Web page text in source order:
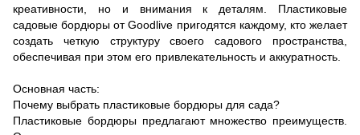
креативности, но и внимания к деталям. Пластиковые
садовые бордюры от Goodlive пригодятся каждому, кто желает
создать четкую структуру своего садового пространства,
обеспечивая при этом его привлекательность и аккуратность.
Основная часть:
Почему выбрать пластиковые бордюры для сада?
Пластиковые бордюры предлагают множество преимуществ.